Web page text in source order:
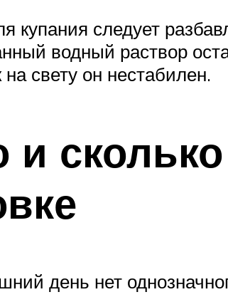
купания следует
водный раствор
свету он нестабилен.
и
день нет